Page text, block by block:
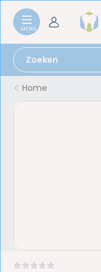
Home